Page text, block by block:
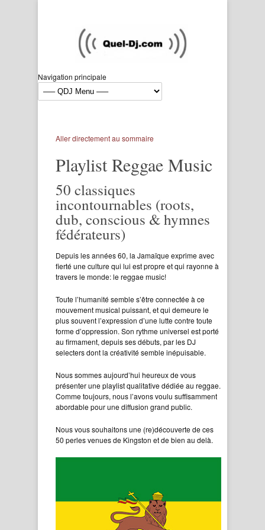
Navigation principale
Aller directement au sommaire
Playlist Reggae Music
50 classiques
incontournables (roots,
dub, conscious & hymnes
fédérateurs)
Depuis les années 60, la Jamaïque exprime avec
fierté une culture qui lui est propre et qui rayonne à
travers le monde: le reggae music!
Toute l’humanité semble s’être connectée à ce
mouvement musical puissant, et qui demeure le
plus souvent l’expression d’une lutte contre toute
forme d’oppression. Son rythme universel est porté
au firmament, depuis ses débuts, par les DJ
selecters dont la créativité semble inépuisable.
Nous sommes aujourd’hui heureux de vous
présenter une playlist qualitative dédiée au reggae.
Comme toujours, nous l’avons voulu suffisamment
abordable pour une diffusion grand public.
Nous vous souhaitons une (re)découverte de ces
50 perles venues de Kingston et de bien au delà.